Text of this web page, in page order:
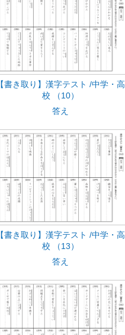
【書き取り】漢字テスト /中学・高
校 （10）
答え
【書き取り】漢字テスト /中学・高
校 （13）
答え